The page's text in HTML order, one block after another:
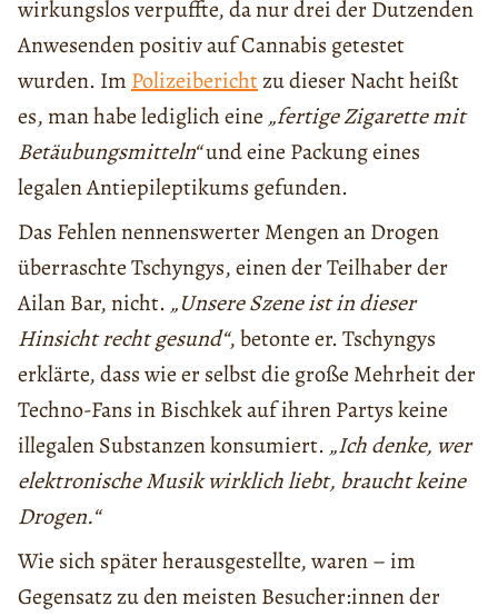
wirkungslos verpuffte, da nur drei der Dutzenden
Anwesenden positiv auf Cannabis getestet
wurden. Im Polizeiberichtzu dieser Nacht heißt
es, man habe lediglich eine „fertige Zigarette mit
Betäubungsmitteln“und eine Packung eines
legalen Antiepileptikums gefunden.
Das Fehlen nennenswerter Mengen an Drogen
überraschte Tschyngys, einen der Teilhaber der
Ailan Bar, nicht. „Unsere Szene ist in dieser
Hinsicht recht gesund“, betonte er. Tschyngys
erklärte, dass wie er selbst die große Mehrheit der
Techno-Fans in Bischkek auf ihren Partys keine
illegalen Substanzen konsumiert. „Ich denke, wer
elektronische Musik wirklich liebt, braucht keine
Drogen.“
Wie sich später herausgestellte, waren – im
Gegensatz zu den meisten Besucher:innen der